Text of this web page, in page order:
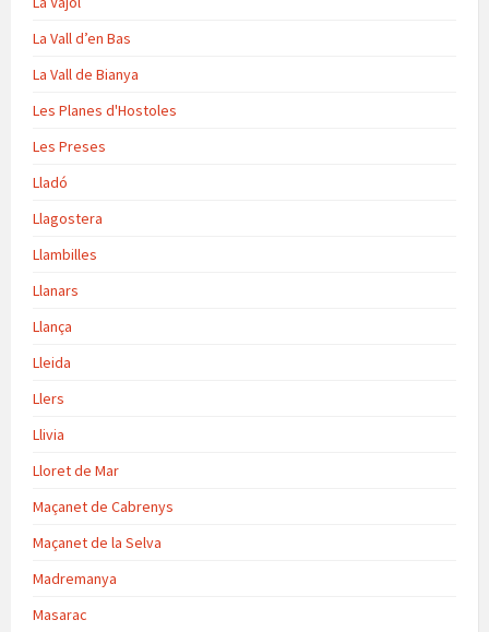
La Vall d’en Bas
La Vall de Bianya
Les Planes d'Hostoles
Les Preses
Lladó
Llagostera
Llambilles
Llanars
Llança
Lleida
Llers
Llivia
Lloret de Mar
Maçanet de Cabrenys
Maçanet de la Selva
Madremanya
Masarac